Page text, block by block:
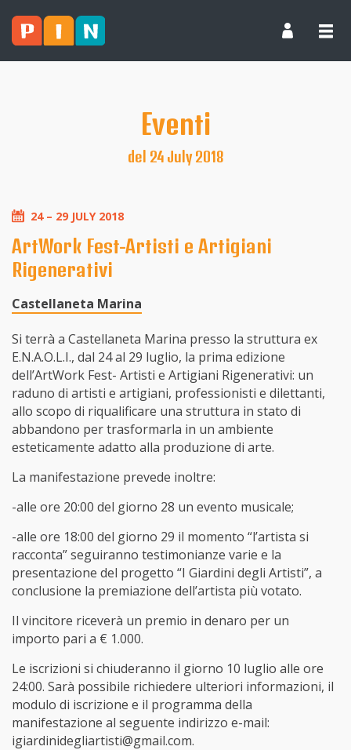
Eventi
del 24 July 2018
24 – 29 JULY 2018
ArtWork Fest-Artisti e Artigiani
Rigenerativi
Castellaneta Marina
Si terrà a Castellaneta Marina presso la struttura ex
E.N.A.O.L.I., dal 24 al 29 luglio, la prima edizione
dell’ArtWork Fest- Artisti e Artigiani Rigenerativi: un
raduno di artisti e artigiani, professionisti e dilettanti,
allo scopo di riqualificare una struttura in stato di
abbandono per trasformarla in un ambiente
esteticamente adatto alla produzione di arte.
La manifestazione prevede inoltre:
-alle ore 20:00 del giorno 28 un evento musicale;
-alle ore 18:00 del giorno 29 il momento “l’artista si
racconta” seguiranno testimonianze varie e la
presentazione del progetto “I Giardini degli Artisti”, a
conclusione la premiazione dell’artista più votato.
Il vincitore riceverà un premio in denaro per un
importo pari a € 1.000.
Le iscrizioni si chiuderanno il giorno 10 luglio alle ore
24:00. Sarà possibile richiedere ulteriori informazioni, il
modulo di iscrizione e il programma della
manifestazione al seguente indirizzo e-mail:
igiardinidegliartisti@gmail.com.